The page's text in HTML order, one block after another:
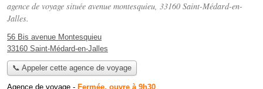
agence de voyage située avenue montesquieu, 33160 Saint-Médard-en-
Jalles.
56 Bis avenue Montesquieu
33160 Saint-Médard-en-Jalles
📞 Appeler cette agence de voyage
Agence de voyage - Fermée, ouvre à 9h30